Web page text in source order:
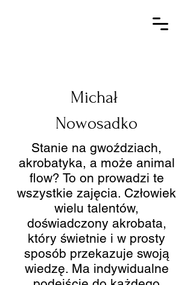
Michał
Nowosadko
Stanie na gwoździach,
akrobatyka, a może animal
flow? To on prowadzi te
wszystkie zajęcia. Człowiek
wielu talentów,
doświadczony akrobata,
który świetnie i w prosty
sposób przekazuje swoją
wiedzę. Ma indywidualne